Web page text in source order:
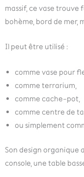
massif, ce vase
bohème, bord de
Il peut être utilisé :
comme vase pour
comme terrarium,
comme cache-pot,
comme centre de
ou simplement
Son design
console, une table